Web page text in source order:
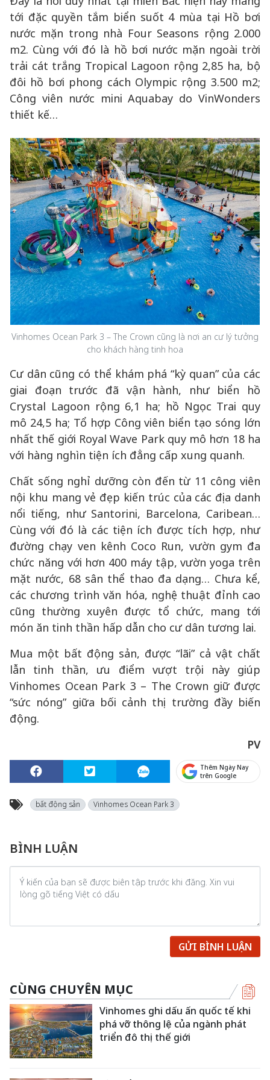
tới đặc quyền tắm biển suốt 4 mùa tại Hồ bơi
nước mặn trong nhà Four Seasons rộng 2.000
m2. Cùng với đó là hồ bơi nước mặn ngoài trời
trải cát trắng Tropical Lagoon rộng 2,85 ha, bộ
đôi hồ bơi phong cách Olympic rộng 3.500 m2;
Công viên nước mini Aquabay do VinWonders
thiết kế…
Vinhomes Ocean Park 3 – The Crown cũng là nơi an cư lý tưởng
cho khách hàng tinh hoa
Cư dân cũng có thể khám phá “kỳ quan” của các
giai đoạn trước đã vận hành, như biển hồ
Crystal Lagoon rộng 6,1 ha; hồ Ngọc Trai quy
mô 24,5 ha; Tổ hợp Công viên biển tạo sóng lớn
nhất thế giới Royal Wave Park quy mô hơn 18 ha
với hàng nghìn tiện ích đẳng cấp xung quanh.
Chất sống nghỉ dưỡng còn đến từ 11 công viên
nội khu mang vẻ đẹp kiến trúc của các địa danh
nổi tiếng, như Santorini, Barcelona, Caribean…
Cùng với đó là các tiện ích được tích hợp, như
đường chạy ven kênh Coco Run, vườn gym đa
chức năng với hơn 400 máy tập, vườn yoga trên
mặt nước, 68 sân thể thao đa dạng… Chưa kể,
các chương trình văn hóa, nghệ thuật đỉnh cao
cũng thường xuyên được tổ chức, mang tới
món ăn tinh thần hấp dẫn cho cư dân tương lai.
Mua một bất động sản, được “lãi” cả vật chất
lẫn tinh thần, ưu điểm vượt trội này giúp
Vinhomes Ocean Park 3 – The Crown giữ được
“sức nóng” giữa bối cảnh thị trường đầy biến
động.
PV
Thêm Ngày Nay
trên Google
bất động sản Vinhomes Ocean Park 3
BÌNH LUẬN
GỬI BÌNH LUẬN
CÙNG CHUYÊN MỤC
Vinhomes ghi dấu ấn quốc tế khi
phá vỡ thông lệ của ngành phát
triển đô thị thế giới